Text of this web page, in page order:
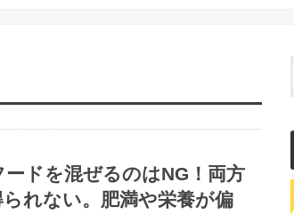
ードを混ぜるのはNG！両方
れない。肥満や栄養が偏